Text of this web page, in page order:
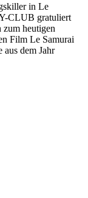
in Le
CLUB gratuliert
zum heutigen
Film Le Samurai
dem Jahr